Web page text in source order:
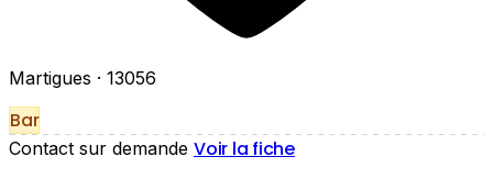
Martigues · 13056
Bar
Contact sur demande Voir la fiche